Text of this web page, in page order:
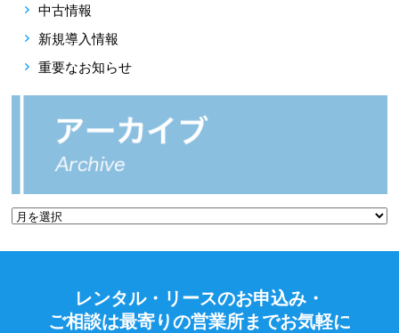
中古情報
新規導入情報
重要なお知らせ
レンタル・リースのお申込み・
ご相談は最寄りの営業所までお気軽に